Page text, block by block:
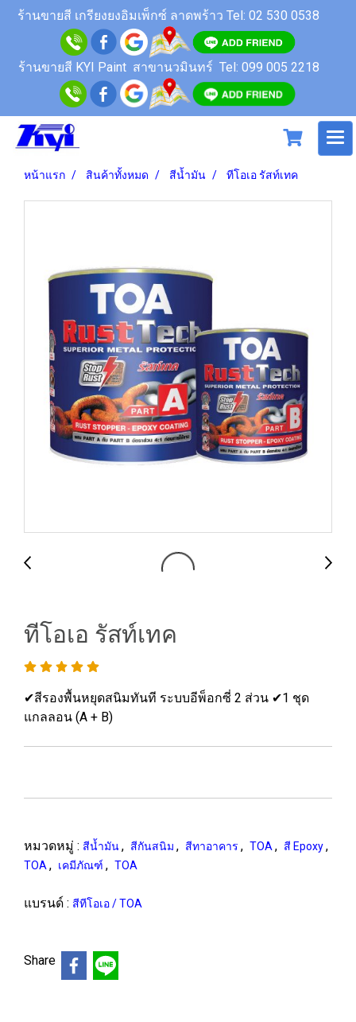
ร้านขายสี เกรียงยงอิมเพ็กซ์ ลาดพร้าว Tel: 02 530 0538
ร้านขายสี KYI Paint สาขานวมินทร์ Tel: 099 005 2218
หน้าแรก สินค้าทั้งหมด สีน้ำมัน ทีโอเอ รัสท์เทค
ทีโอเอ รัสท์เทค
✔สีรองพื้นหยุดสนิมทันที ระบบอีพ็อกซี่ 2 ส่วน ✔1 ชุด
แกลลอน (A + B)
หมวดหมู่ : สีน้ำมัน, สีกันสนิม , สีทาอาคาร , TOA , สี Epoxy,
TOA , เคมีภัณฑ์ , TOA
แบรนด์ : สีทีโอเอ / TOA
Share